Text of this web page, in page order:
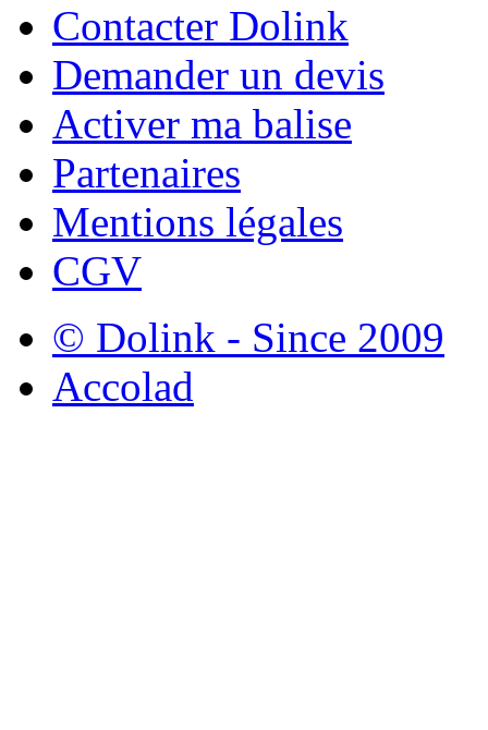
Contacter Dolink
Demander un devis
Activer ma balise
Partenaires
Mentions légales
CGV
© Dolink - Since 2009
Accolad